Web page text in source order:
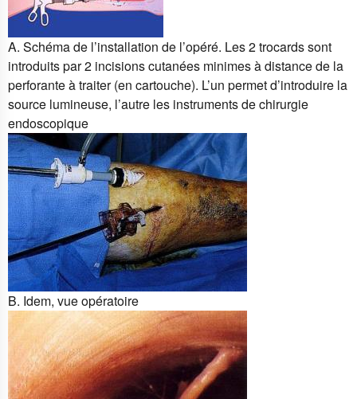
A. Schéma de l’installation de l’opéré. Les 2 trocards sont
introduits par 2 incisions cutanées minimes à distance de la
perforante à traiter (en cartouche). L’un permet d’introduire la
source lumineuse, l’autre les instruments de chirurgie
endoscopique
B. Idem, vue opératoire